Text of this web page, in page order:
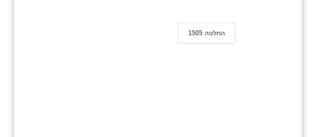
החלטה 1505